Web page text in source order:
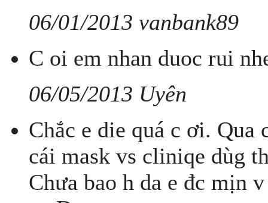
06/01/2013 vanbank89
C oi em nhan duoc rui
06/05/2013 Uyên
Chắc e die quá c ơi.
cái mask vs cliniqe dùg
Chưa bao h da e đc mịn